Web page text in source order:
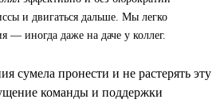
и двигаться дальше. Мы легко
— иногда даже на даче у коллег.
сумела пронести и не растерять эту
команды и поддержки